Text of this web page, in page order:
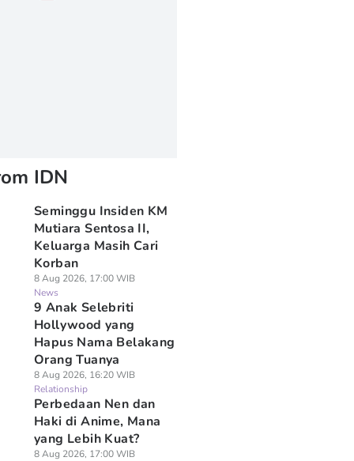
IDN
Seminggu Insiden KM
Mutiara Sentosa II,
Keluarga Masih Cari
Korban
8 Aug 2026, 17:00 WIB
News
9 Anak Selebriti
Hollywood yang
Hapus Nama Belakang
Orang Tuanya
8 Aug 2026, 16:20 WIB
Relationship
Perbedaan Nen dan
Haki di Anime, Mana
yang Lebih Kuat?
8 Aug 2026, 17:00 WIB